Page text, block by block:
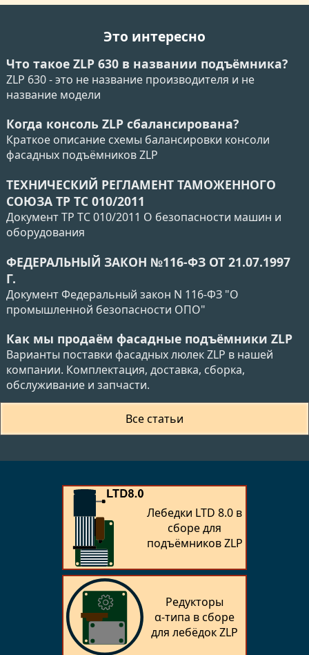
Это интересно
Что такое ZLP 630 в названии подъёмника?
ZLP 630 - это не название производителя и не
название модели
Когда консоль ZLP сбалансирована?
Краткое описание схемы балансировки консоли
фасадных подъёмников ZLP
ТЕХНИЧЕСКИЙ РЕГЛАМЕНТ ТАМОЖЕННОГО
СОЮЗА ТР ТС 010/2011
Документ ТР ТС 010/2011 О безопасности машин и
оборудования
ФЕДЕРАЛЬНЫЙ ЗАКОН №116-ФЗ ОТ 21.07.1997
Г.
Документ Федеральный закон N 116-ФЗ "О
промышленной безопасности ОПО"
Как мы продаём фасадные подъёмники ZLP
Варианты поставки фасадных люлек ZLP в нашей
компании. Комплектация, доставка, сборка,
обслуживание и запчасти.
Все статьи
Лебедки LTD 8.0 в
сборе для
подъёмников ZLP
Редукторы
α‑типа в сборе
для лебёдок ZLP